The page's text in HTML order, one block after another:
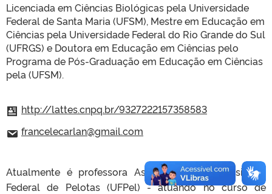
Licenciada em Ciências Biológicas pela Universidade
Federal de Santa Maria (UFSM), Mestre em Educação em
Ciências pela Universidade Federal do Rio Grande do Sul
(UFRGS) e Doutora em Educação em Ciências pelo
Programa de Pós-Graduação em Educação em Ciências
pela (UFSM).
http://lattes.cnpq.br/9327222157358583
francelecarlan@gmail.com
Atualmente é professora Assistente da Universidade
Federal de Pelotas (UFPel) - atuando no curso de